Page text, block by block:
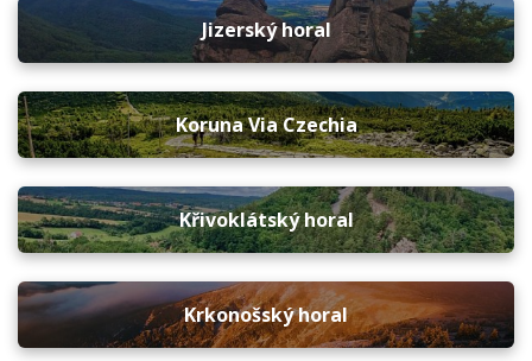
Jizerský horal
Koruna Via Czechia
Křivoklátský horal
Krkonošský horal